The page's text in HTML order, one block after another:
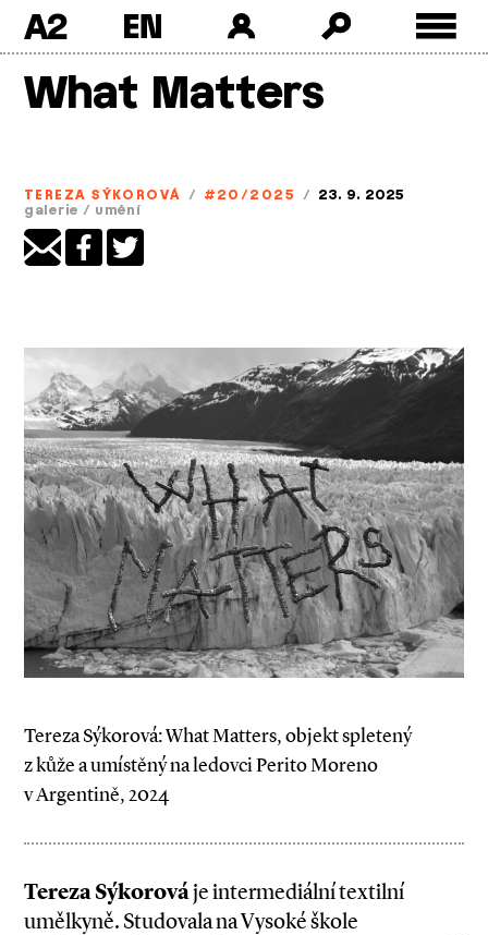
A2
What Matters
TEREZA SÝKOROVÁ / #20/2025 / 23. 9. 2025
galerie / umění
Tereza Sýkorová: What Matters, objekt spletený
z kůže a umístěný na ledovci Perito Moreno
v Argentině, 2024
Tereza Sýkorováje intermediální textilní
umělkyně. Studovala na Vysoké škole